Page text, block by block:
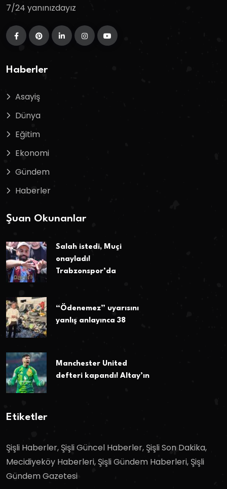
7/24 yanınızdayız
Haberler
Asayiş
Dünya
Eğitim
Ekonomi
Gündem
Haberler
Şuan Okunanlar
Salah istedi, Muçi
onayladı!
Trabzonspor’da
“Ödenemez” uyarısını
yanlış anlayınca 38
Manchester United
defteri kapandı! Altay’ın
Etiketler
Şişli Haberler, Şişli Güncel Haberler, Şişli Son Dakika,
Mecidiyeköy Haberleri, Şişli Gündem Haberleri, Şişli
Gündem Gazetesi